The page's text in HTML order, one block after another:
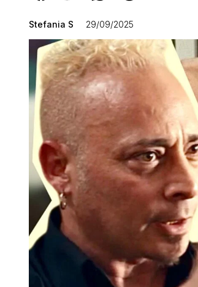
Stefania S 29/09/2025